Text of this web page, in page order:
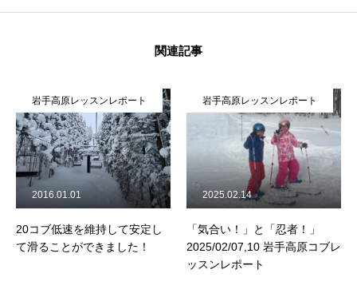
関連記事
岩手高原レッスンレポート
20コブ低速を維持して安定し
て滑ることができました！
2016.01.01
岩手高原レッスンレポート
「気合い！」と「忍者！」
2025/02/07,10 岩手高原コブレ
ッスンレポート
2025.02.14